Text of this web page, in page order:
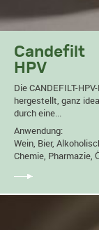
Candefilt
HPV
Die CANDEFILT-
hergestellt, ganz
durch eine...
Anwendung:
Wein, Bier,
Chemie, Pharmazie,